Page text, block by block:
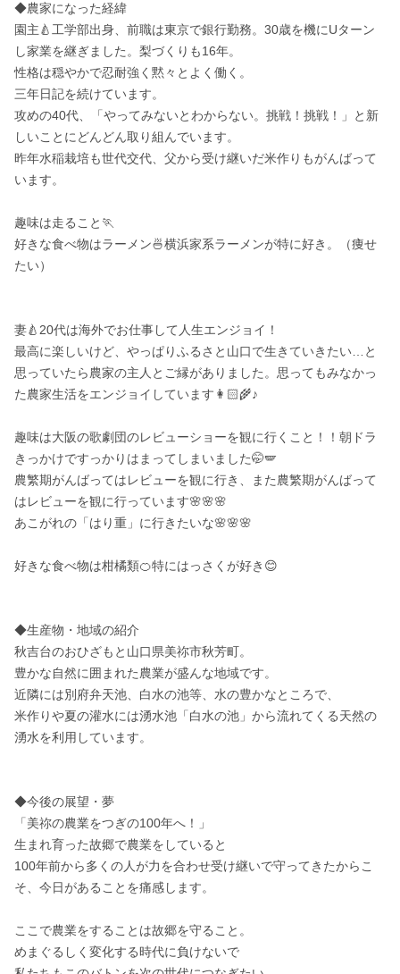
◆農家になった経緯
園主🍐工学部出身、前職は東京で銀行勤務。30歳を機にUターン
し家業を継ぎました。梨づくりも16年。
性格は穏やかで忍耐強く黙々とよく働く。
三年日記を続けています。
攻めの40代、「やってみないとわからない。挑戦！挑戦！」と新
しいことにどんどん取り組んでいます。
昨年水稲栽培も世代交代、父から受け継いだ米作りもがんばって
います。
趣味は走ること🏃
好きな食べ物はラーメン🍜横浜家系ラーメンが特に好き。（痩せ
たい）
妻🍐20代は海外でお仕事して人生エンジョイ！
最高に楽しいけど、やっぱりふるさと山口で生きていきたい…と
思っていたら農家の主人とご縁がありました。思ってもみなかっ
た農家生活をエンジョイしています👩🏻‍🌾♪
趣味は大阪の歌劇団のレビューショーを観に行くこと！！朝ドラ
きっかけですっかりはまってしまいました🤭🪽
農繁期がんばってはレビューを観に行き、また農繁期がんばって
はレビューを観に行っています🌸🌸🌸
あこがれの「はり重」に行きたいな🌸🌸🌸
好きな食べ物は柑橘類🍊特にはっさくが好き😊
◆生産物・地域の紹介
秋吉台のおひざもと山口県美祢市秋芳町。
豊かな自然に囲まれた農業が盛んな地域です。
近隣には別府弁天池、白水の池等、水の豊かなところで、
米作りや夏の灌水には湧水池「白水の池」から流れてくる天然の
湧水を利用しています。
◆今後の展望・夢
「美祢の農業をつぎの100年へ！」
生まれ育った故郷で農業をしていると
100年前から多くの人が力を合わせ受け継いで守ってきたからこ
そ、今日があることを痛感します。
ここで農業をすることは故郷を守ること。
めまぐるしく変化する時代に負けないで